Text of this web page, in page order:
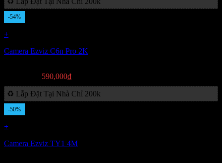
1,290,000₫.
là:
-54%
+
Camera Ezviz C6n Pro 2K
Giá
gốc
là:
1,290,000₫.
590,000₫Giá
hiện
tại
là:
♻️ Lắp Đặt Tại Nhà Chỉ 200k
-50%
+
Camera Ezviz TY1 4M